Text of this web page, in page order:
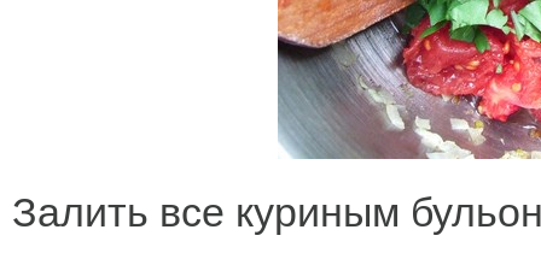
Залить все куриным